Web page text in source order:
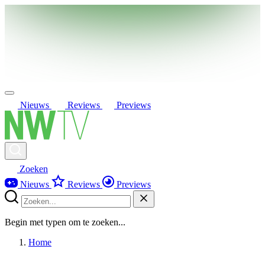
Nieuws Reviews Previews
Zoeken
Nieuws
Reviews Previews
Begin met typen om te zoeken...
Home